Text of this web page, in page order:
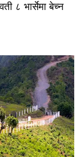
८ भार्सेमा बेच्न